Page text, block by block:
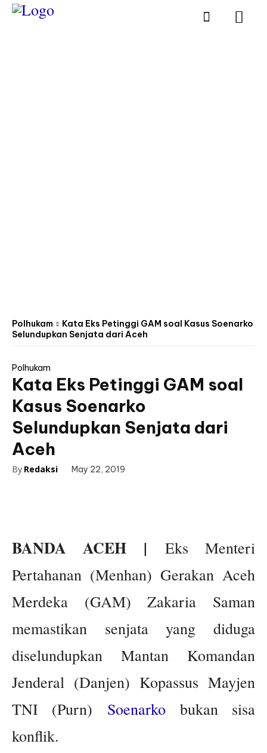
Polhukam
Kata Eks Petinggi GAM soal Kasus Soenarko
Selundupkan Senjata dari Aceh
Polhukam
Kata Eks Petinggi GAM soal
Kasus Soenarko
Selundupkan Senjata dari
Aceh
By Redaksi May 22, 2019
BANDA ACEH | Eks Menteri
Pertahanan (Menhan) Gerakan Aceh
Merdeka (GAM) Zakaria Saman
memastikan senjata yang diduga
diselundupkan Mantan Komandan
Jenderal (Danjen) Kopassus Mayjen
TNI (Purn) Soenarkobukan sisa
konflik.